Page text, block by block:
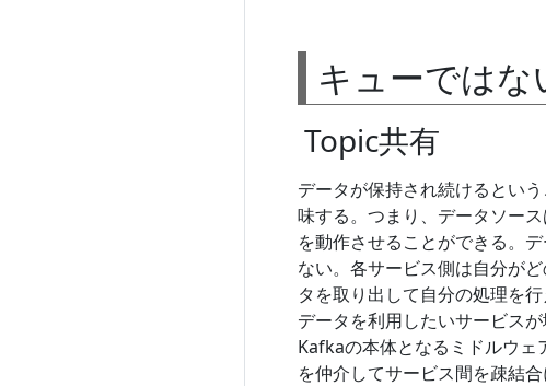
キューでは
Topic共有
データが保持され続けるとい
味する。つまり、データソー
を動作させることができる。
ない。各サービス側は自分が
タを取り出して自分の処理を
データを利用したいサービス
Kafkaの本体となるミドルウェ
を仲介してサービス間を疎結